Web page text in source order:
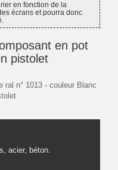
en fonction de la
écrans et pourra donc
en pot
pistolet
ral n° 1013 - couleur Blanc
acier, béton.